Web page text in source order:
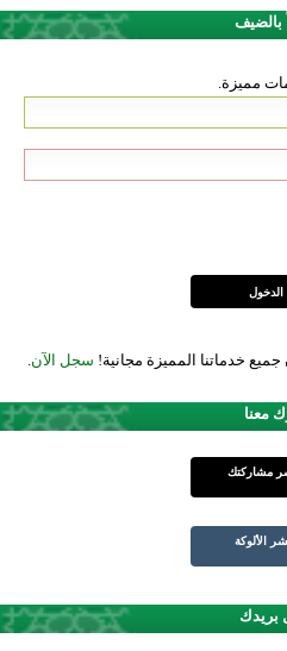
بالضيف
مميزة.
خدماتنا المميزة مجانية! سجل الآن.
معنا
مشاركتك
الألوكة